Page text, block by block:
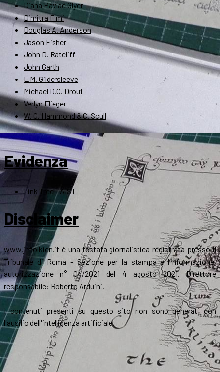
Diana Pavlac Glyer
Dimitra Fimi
Douglas A. Anderson
Jason Fisher
John D. Rateliff
John Garth
L.M. Gildersleeve
Michael D.C. Drout
Verlyn Flieger
W. G. Hammond & C. Scull
Evidenza
Link Tree – AIST
Disclaimer
www.jrrtolkien.it è una testata giornalistica registrata presso il
Tribunale di Roma - Sezione per la stampa e l’informazione,
autorizzazione n° 04/2021 del 4 agosto 2021. Direttore
responsabile: Roberto Arduini.
I contenuti presenti su questo sito non sono generati con
l'ausilio dell'intelligenza artificiale.